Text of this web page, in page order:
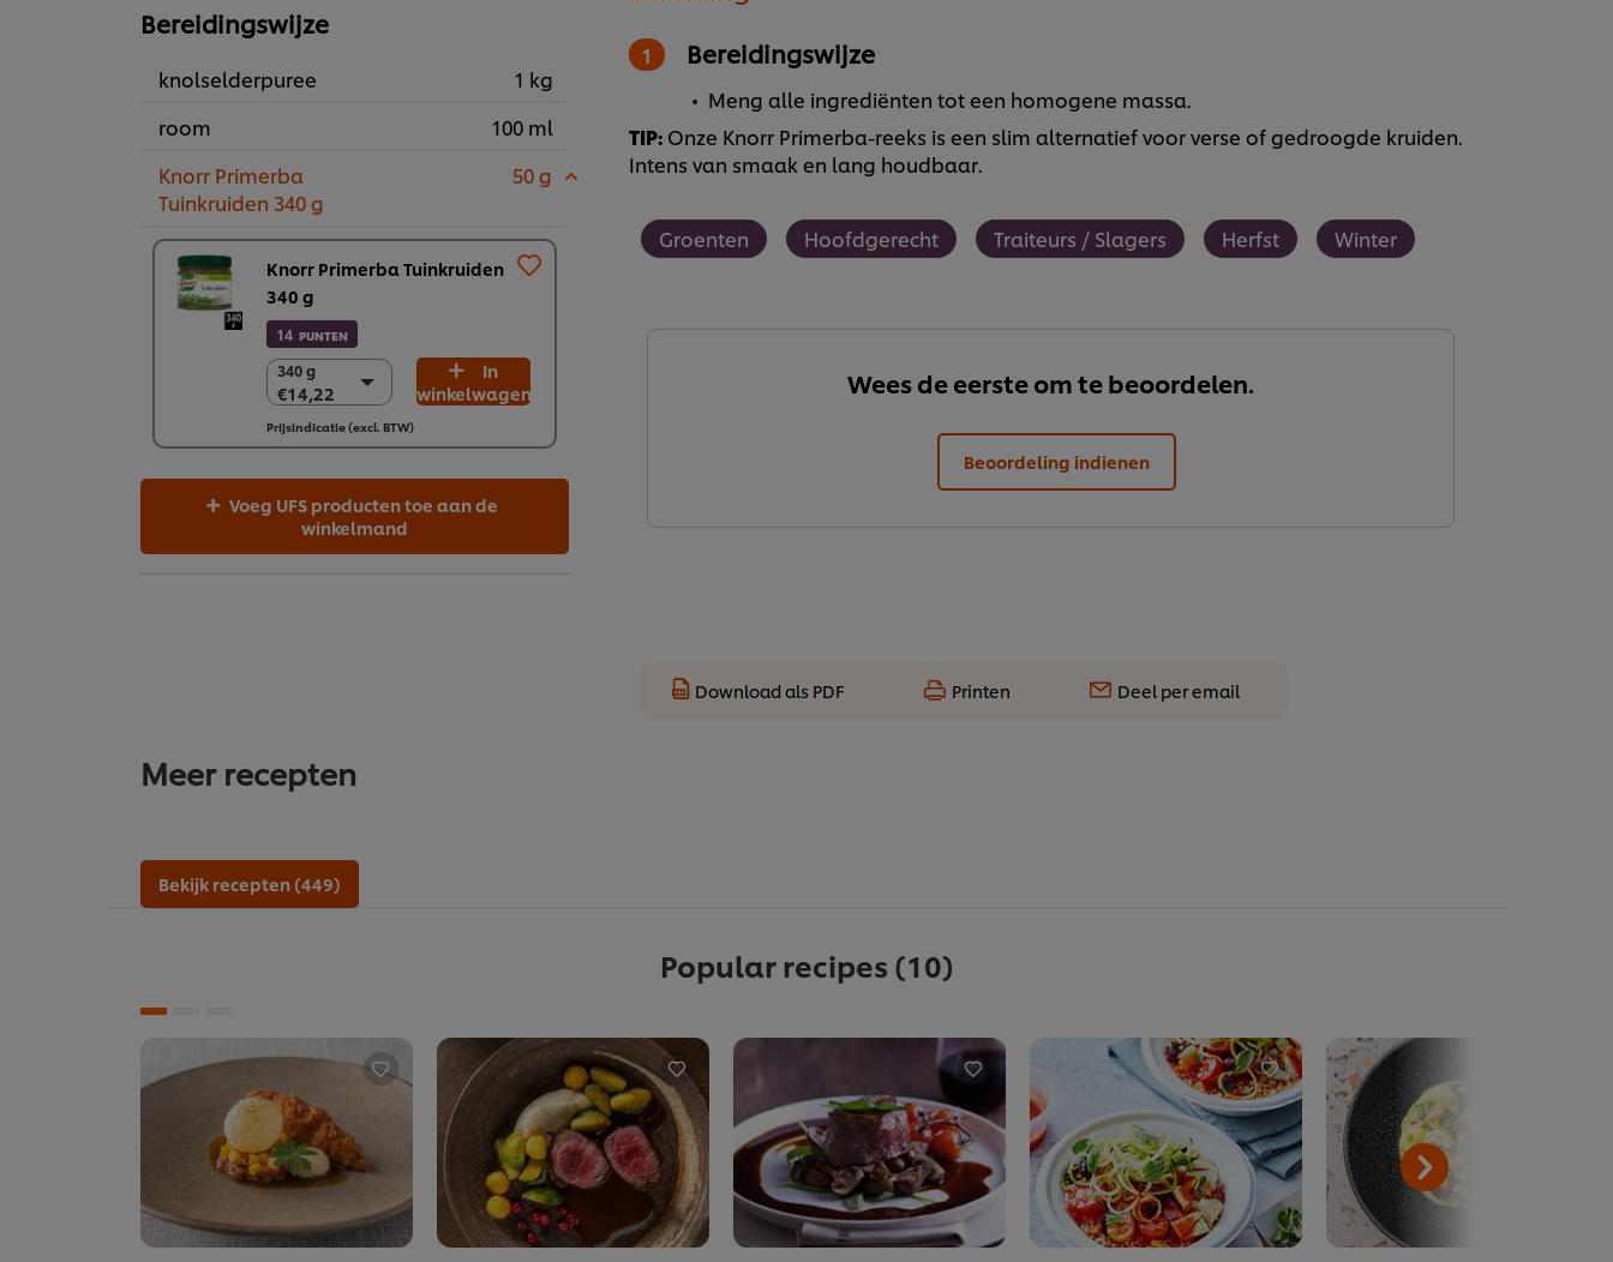
Bereidingswijze
knolselderpuree
1 kg
room
100 ml
Knorr Primerba
Tuinkruiden 340 g
50 g
Knorr Primerba Tuinkruiden
340 g
14 PUNTEN
340 g
€14,22
340 g
€14,22
2 x 340 g
€28,44
In
winkelwagen
Prijsindicatie (excl. BTW)
winkelmand
Bereidingswijze
Meng alle ingrediënten tot een homogene massa.
TIP: Onze Knorr Primerba-reeks is een slim alternatief voor verse of gedroogde kruiden.
Intens van smaak en lang houdbaar.
Groenten Hoofdgerecht Traiteurs / Slagers Herfst Winter
Wees de eerste om te beoordelen.
Beoordeling indienen
Download als PDF Printen Deel per email
Meer recepten
Bekijk recepten (449)
Popular recipes (10)